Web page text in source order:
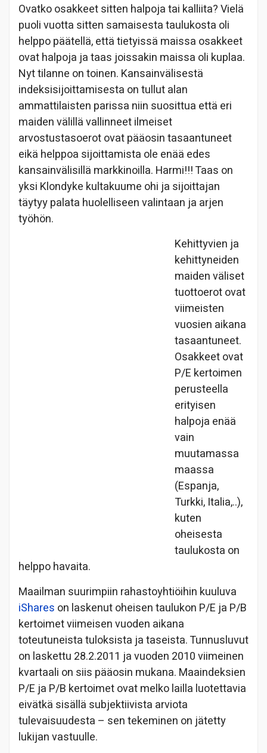
Ovatko osakkeet sitten halpoja tai kalliita? Vielä
puoli vuotta sitten samaisesta taulukosta oli
helppo päätellä, että tietyissä maissa osakkeet
ovat halpoja ja taas joissakin maissa oli kuplaa.
Nyt tilanne on toinen. Kansainvälisestä
indeksisijoittamisesta on tullut alan
ammattilaisten parissa niin suosittua että eri
maiden välillä vallinneet ilmeiset
arvostustasoerot ovat pääosin tasaantuneet
eikä helppoa sijoittamista ole enää edes
kansainvälisillä markkinoilla. Harmi!!! Taas on
yksi Klondyke kultakuume ohi ja sijoittajan
täytyy palata huolelliseen valintaan ja arjen
työhön.
Kehittyvien ja
kehittyneiden
maiden väliset
tuottoerot ovat
viimeisten
vuosien aikana
tasaantuneet.
Osakkeet ovat
P/E kertoimen
perusteella
erityisen
halpoja enää
vain
muutamassa
maassa
(Espanja,
Turkki, Italia,..),
kuten
oheisesta
taulukosta on
helppo havaita.
Maailman suurimpiin rahastoyhtiöihin kuuluva
iShares on laskenut oheisen taulukon P/E ja P/B
kertoimet viimeisen vuoden aikana
toteutuneista tuloksista ja taseista. Tunnusluvut
on laskettu 28.2.2011 ja vuoden 2010 viimeinen
kvartaali on siis pääosin mukana. Maaindeksien
P/E ja P/B kertoimet ovat melko lailla luotettavia
eivätkä sisällä subjektiivista arviota
tulevaisuudesta – sen tekeminen on jätetty
lukijan vastuulle.